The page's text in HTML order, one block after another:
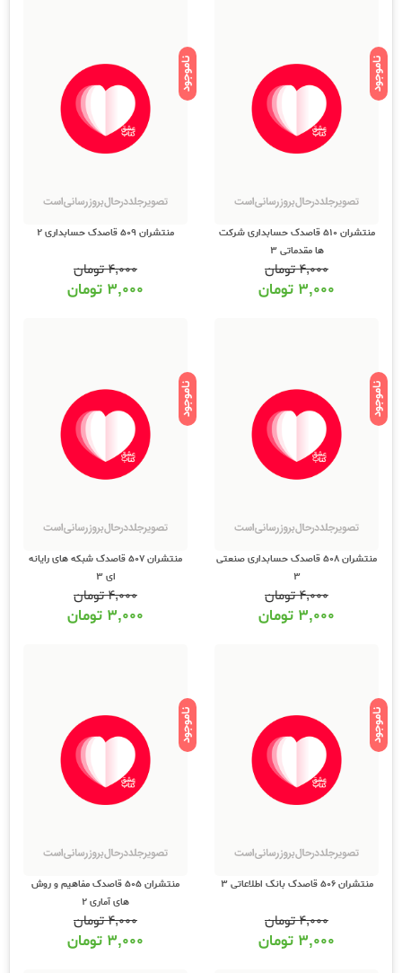
ناموجود
منتشران 510 قاصدک حسابداری شرکت
ها مقدماتی 3
۴,۰۰۰تومان
۳,۰۰۰ تومان
ناموجود
منتشران 509 قاصدک حسابداری 2
۴,۰۰۰تومان
۳,۰۰۰ تومان
ناموجود
منتشران 508 قاصدک حسابداری صنعتی
3
۴,۰۰۰تومان
۳,۰۰۰ تومان
ناموجود
منتشران 507 قاصدک شبکه های رایانه
ای 3
۴,۰۰۰تومان
۳,۰۰۰ تومان
ناموجود
منتشران 506 قاصدک بانک اطلاعاتی 3
۴,۰۰۰تومان
۳,۰۰۰ تومان
ناموجود
منتشران 505 قاصدک مفاهیم و روش
های آماری 2
۴,۰۰۰تومان
۳,۰۰۰ تومان